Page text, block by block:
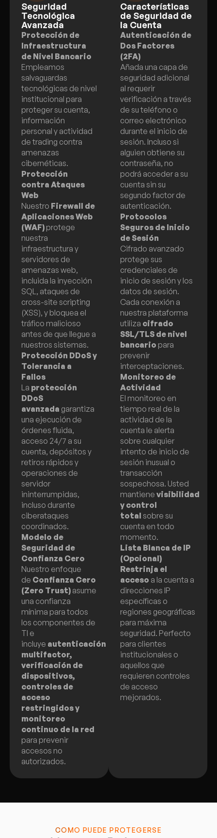
Seguridad
Tecnológica
Avanzada
Protección de
Infraestructura
de Nivel Bancario
Empleamos
salvaguardas
tecnológicas de nivel
institucional para
proteger su cuenta,
información
personal y actividad
de trading contra
amenazas
cibernéticas.
Protección
contra Ataques
Web
Nuestro Firewall de
Aplicaciones Web
(WAF) protege
nuestra
infraestructura y
servidores de
amenazas web,
incluida la inyección
SQL, ataques de
cross-site scripting
(XSS), y bloquea el
tráfico malicioso
antes de que llegue a
nuestros sistemas.
Protección DDoS y
Tolerancia a
Fallos
La protección
DDoS
avanzada garantiza
una ejecución de
órdenes fluida,
acceso 24/7 a su
cuenta, depósitos y
retiros rápidos y
operaciones de
servidor
ininterrumpidas,
incluso durante
ciberataques
coordinados.
Modelo de
Seguridad de
Confianza Cero
Nuestro enfoque
de Confianza Cero
(Zero Trust) asume
una confianza
mínima para todos
los componentes de
TI e
incluye autenticación
multifactor,
verificación de
dispositivos,
controles de
acceso
restringidos y
monitoreo
continuo de la red
para prevenir
accesos no
autorizados.
Características
de Seguridad de
la Cuenta
Autenticación de
Dos Factores
(2FA)
Añada una capa de
seguridad adicional
al requerir
verificación a través
de su teléfono o
correo electrónico
durante el inicio de
sesión. Incluso si
alguien obtiene su
contraseña, no
podrá acceder a su
cuenta sin su
segundo factor de
autenticación.
Protocolos
Seguros de Inicio
de Sesión
Cifrado avanzado
protege sus
credenciales de
inicio de sesión y los
datos de sesión.
Cada conexión a
nuestra plataforma
utiliza cifrado
SSL/TLS de nivel
bancario para
prevenir
interceptaciones.
Monitoreo de
Actividad
El monitoreo en
tiempo real de la
actividad de la
cuenta le alerta
sobre cualquier
intento de inicio de
sesión inusual o
transacción
sospechosa. Usted
mantiene visibilidad
y control
total sobre su
cuenta en todo
momento.
Lista Blanca de IP
(Opcional)
Restrinja el
acceso a la cuenta a
direcciones IP
específicas o
regiones geográficas
para máxima
seguridad. Perfecto
para clientes
institucionales o
aquellos que
requieren controles
de acceso
mejorados.
CÓMO PUEDE PROTEGERSE